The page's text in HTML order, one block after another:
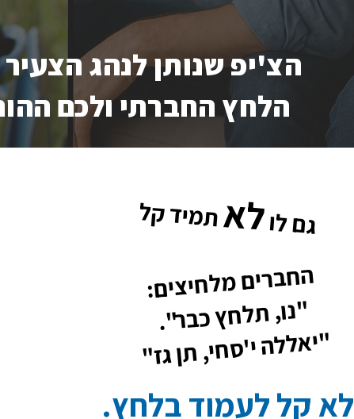
הצ'יפ שנותן לנהג
הלחץ החברתי ולכם
גם לולאתמיד קל
החברים מלחיצים:
"נו, תלחץ כבר".
"יאללה י'סחי, תן גז"
לא קל לעמוד בלחץ.